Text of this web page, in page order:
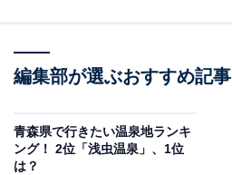
編集部が選ぶおすすめ記事
青森県で行きたい温泉地ランキ
ング！ 2位「浅虫温泉」、1位
は？